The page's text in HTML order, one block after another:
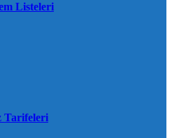
Listeleri
Tarifeleri